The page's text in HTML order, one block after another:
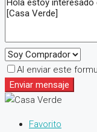
Al enviar este
Enviar mensaje
Favorito